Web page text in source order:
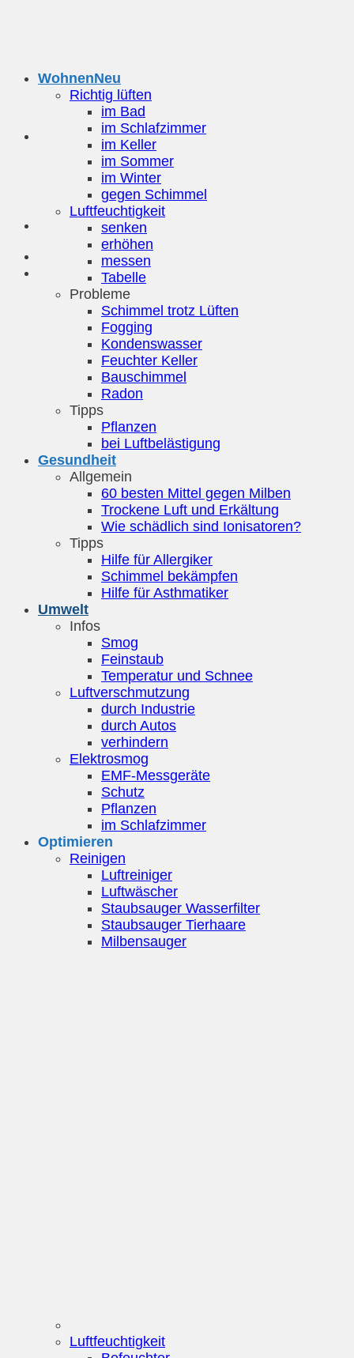
Wohnen
Richtig lüften
im Bad
im Schlafzimmer
im Keller
im Sommer
im Winter
gegen Schimmel
Luftfeuchtigkeit
senken
erhöhen
messen
Tabelle
Probleme
Schimmel trotz Lüften
Fogging
Kondenswasser
Feuchter Keller
Bauschimmel
Radon
Tipps
Pflanzen
bei Luftbelästigung
Gesundheit
Allgemein
60 besten Mittel gegen Milben
Trockene Luft und Erkältung
Wie schädlich sind Ionisatoren?
Tipps
Hilfe für Allergiker
Schimmel bekämpfen
Hilfe für Asthmatiker
Umwelt
Infos
Smog
Feinstaub
Temperatur und Schnee
Luftverschmutzung
durch Industrie
durch Autos
verhindern
Elektrosmog
EMF-Messgeräte
Schutz
Pflanzen
im Schlafzimmer
Optimieren
Reinigen
Luftreiniger
Luftwäscher
Staubsauger Wasserfilter
Staubsauger Tierhaare
Milbensauger
Luftfeuchtigkeit